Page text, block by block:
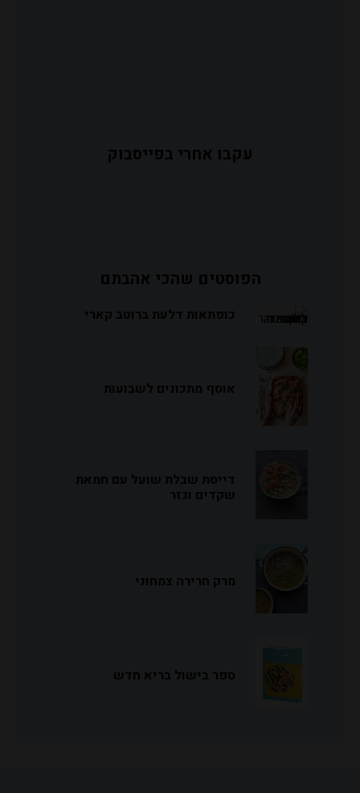
עקבו אחרי בפייסבוק
הפוסטים שהכי אהבתם
כופתאות דלעת ברוטב קארי
אוסף מתכונים לשבועות
דייסת שבלת שועל עם חמאת
שקדים וגזר
מרק חרירה צמחוני
ספר בישול בריא חדש